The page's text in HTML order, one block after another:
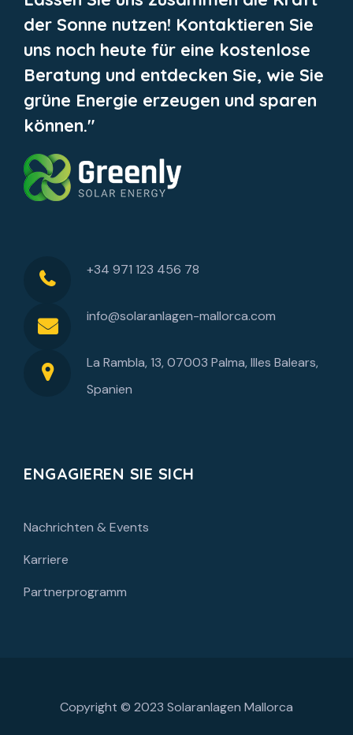
der Sonne nutzen! Kontaktieren Sie
uns noch heute für eine kostenlose
Beratung und entdecken Sie, wie Sie
grüne Energie erzeugen und sparen
können."
+34 971 123 456 78
info@solaranlagen-mallorca.com
La Rambla, 13, 07003 Palma, Illes Balears,
Spanien
ENGAGIEREN SIE SICH
Nachrichten & Events
Karriere
Partnerprogramm
Copyright © 2023 Solaranlagen Mallorca